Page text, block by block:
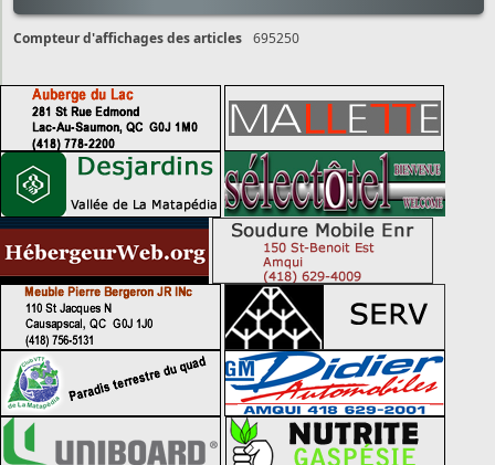
Compteur d'affichages des articles 695250